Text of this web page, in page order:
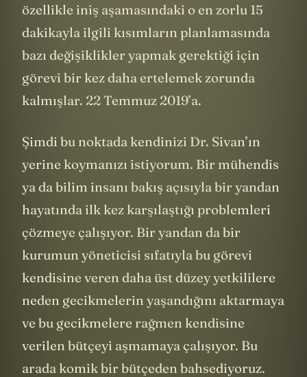
özellikle iniş aşamasındaki o en zorlu 15
dakikayla ilgili kısımların planlamasında
bazı değişiklikler yapmak gerektiği için
görevi bir kez daha ertelemek zorunda
kalmışlar. 22 Temmuz 2019’a.
Şimdi bu noktada kendinizi Dr. Sivan’ın
yerine koymanızı istiyorum. Bir mühendis
ya da bilim insanı bakış açısıyla bir yandan
hayatında ilk kez karşılaştığı problemleri
çözmeye çalışıyor. Bir yandan da bir
kurumun yöneticisi sıfatıyla bu görevi
kendisine veren daha üst düzey yetkililere
neden gecikmelerin yaşandığını aktarmaya
ve bu gecikmelere rağmen kendisine
verilen bütçeyi aşmamaya çalışıyor. Bu
arada komik bir bütçeden bahsediyoruz.